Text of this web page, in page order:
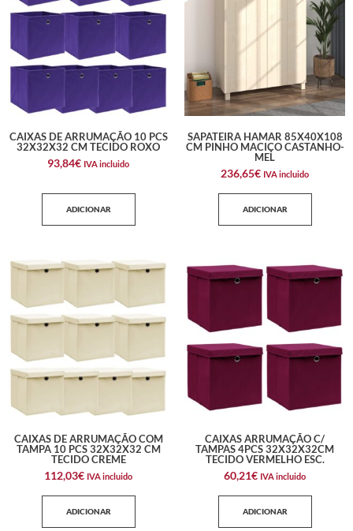
CAIXAS DE ARRUMAÇÃO 10 PCS
32X32X32 CM TECIDO ROXO
93,84€ IVA incluido
ADICIONAR
SAPATEIRA HAMAR 85X40X108
CM PINHO MACIÇO CASTANHO-
MEL
236,65€ IVA incluido
ADICIONAR
CAIXAS DE ARRUMAÇÃO COM
TAMPA 10 PCS 32X32X32 CM
TECIDO CREME
112,03€ IVA incluido
ADICIONAR
CAIXAS ARRUMAÇÃO C/
TAMPAS 4PCS 32X32X32CM
TECIDO VERMELHO ESC.
60,21€ IVA incluido
ADICIONAR